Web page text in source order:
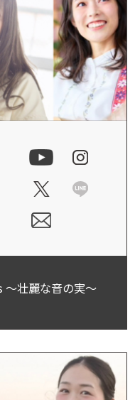
壮麗な音の実～